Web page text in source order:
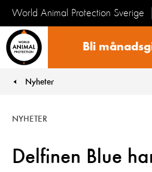
World Animal Protection Sverige
Bli
You are here:
Nyheter
Delfinen Blue
NYHETER